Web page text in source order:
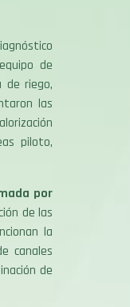
de
de riego,
las
piloto,
por
de las
la
canales
de